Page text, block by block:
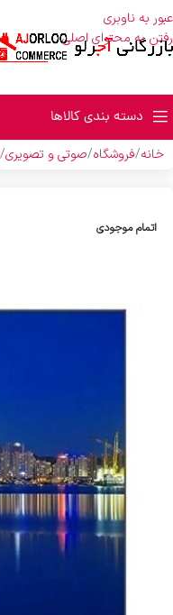
عبور به ناوبری
رفتن به محتوای اصلی
دسته بندی کالاها
خانه فروشگاه صوتی و تصویری
اتمام موجودی